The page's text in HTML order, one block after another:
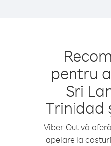
pentru
Sri
Trinidad
Viber Out vă
apelare la